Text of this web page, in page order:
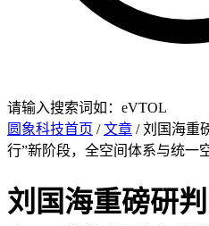
请输入搜索词如：eVTOL
圆象科技首页 /文章 / 刘国海重
行”新阶段，全空间体系与统一
刘国海重磅研